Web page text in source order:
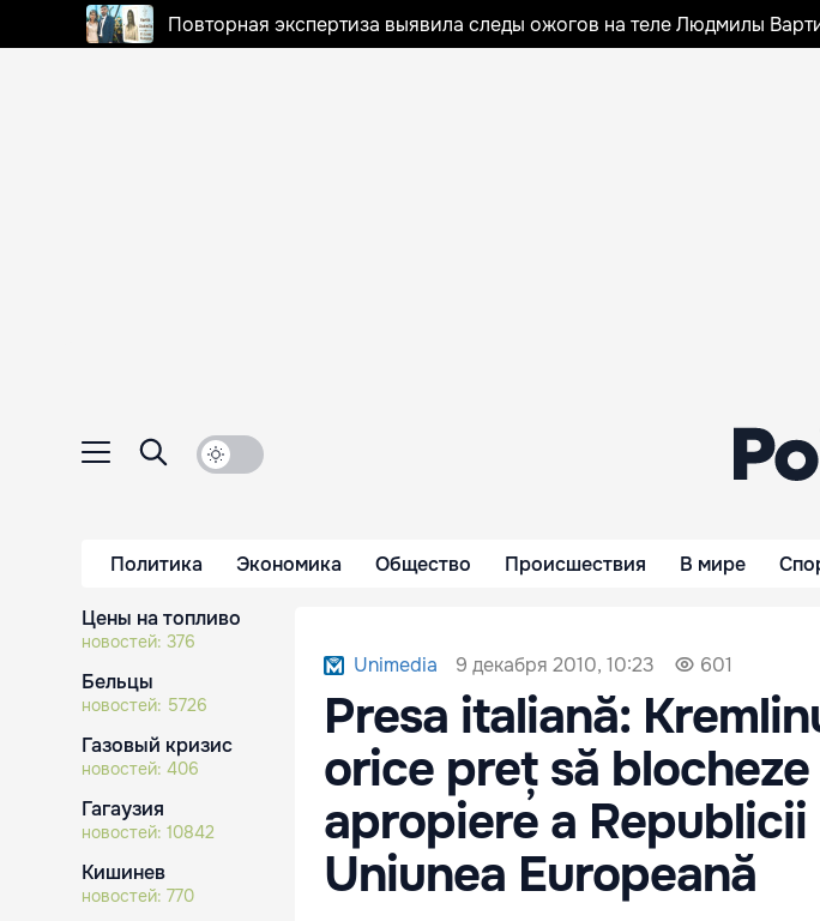
Повторная экспертиза выявила следы ожогов на теле Людмилы
Политика Экономика Общество Происшествия В мире
Цены на топливо
новостей: 376
Бельцы
новостей: 5726
Газовый кризис
новостей: 406
Гагаузия
новостей: 10842
Кишинев
новостей: 770
Unimedia 9 декабря 2010, 10:23 601
Presa italiană:
orice preț să
apropiere a
Uniunea Europeană